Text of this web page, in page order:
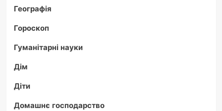
Географія
Гороскоп
Гуманітарні науки
Дім
Діти
Домашнє господарство